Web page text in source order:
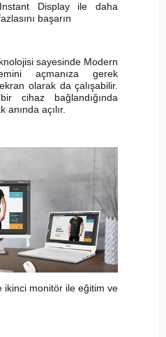
Display ile daha
başarın
sayesinde Modern
açmanıza gerek
olarak da çalışabilir.
cihaz bağlandığında
açılır.
monitör ile eğitim ve